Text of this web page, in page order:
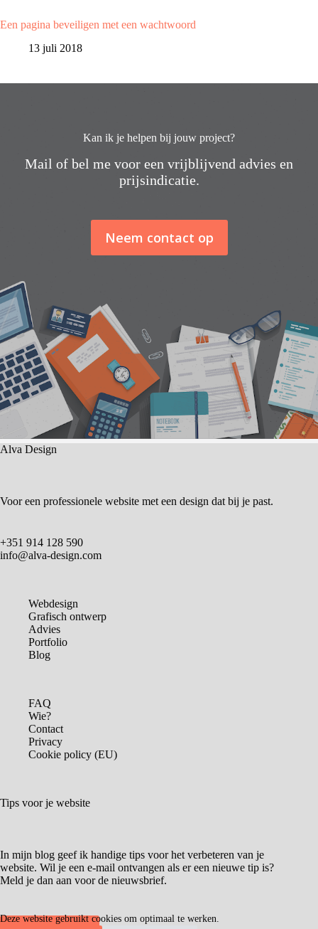
Deze website gebruikt cookies om optimaal te werken.
Een pagina beveiligen met een wachtwoord
13 juli 2018
Kan ik je helpen bij jouw project?
Mail of bel me voor een vrijblijvend advies en
prijsindicatie.
Neem contact op
Alva Design
Voor een professionele website met een design dat bij je past.
+351 914 128 590
info@alva-design.com
Webdesign
Grafisch ontwerp
Advies
Portfolio
Blog
FAQ
Wie?
Contact
Privacy
Cookie policy (EU)
Tips voor je website
In mijn blog geef ik handige tips voor het verbeteren van je
website. Wil je een e-mail ontvangen als er een nieuwe tip is?
Meld je dan aan voor de nieuwsbrief.